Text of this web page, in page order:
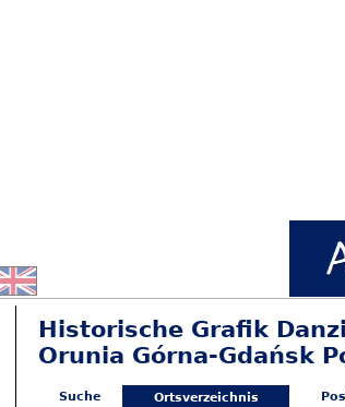
Historische Grafik
Orunia Górna-Gdańsk
Suche Ortsverzeichnis